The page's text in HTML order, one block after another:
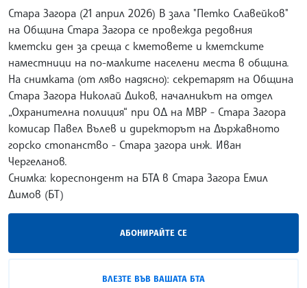
Стара Загора (21 април 2026) В зала "Петко Славейков"
на Община Стара Загора се провежда редовния
кметски ден за среща с кметовете и кметските
наместници на по-малките населени места в община.
На снимката (от ляво надясно): секретарят на Община
Стара Загора Николай Диков, началникът на отдел
„Охранителна полиция“ при ОД на МВР - Стара Загора
комисар Павел Вълев и директорът на Държавното
горско стопанство - Стара загора инж. Иван
Чергеланов.
Снимка: кореспондент на БТА в Стара Загора Емил
Димов (БТ)
АБОНИРАЙТЕ СЕ
ВЛЕЗТЕ ВЪВ ВАШАТА БТА